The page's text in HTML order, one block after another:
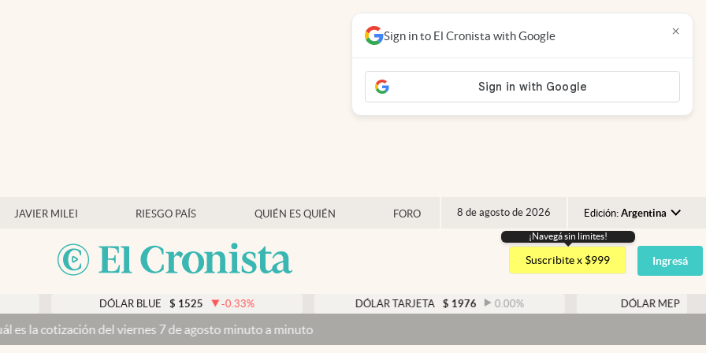
JAVIER MILEI RIESGO PAÍS QUIÉN ES QUIÉN FORO 8 de agosto de 2026 Edición: Argentina
Argentina
España
USA
¡Navegá sin limites!
Suscribite x $999 Ingresá
DÓLAR BLUE $ 1525 -0.33% DÓLAR TARJETA $ 1976 0.00% DÓLAR MEP $ 1526,03
del viernes 7 de agosto minuto a minuto
Sign in to El Cronista with Google ×